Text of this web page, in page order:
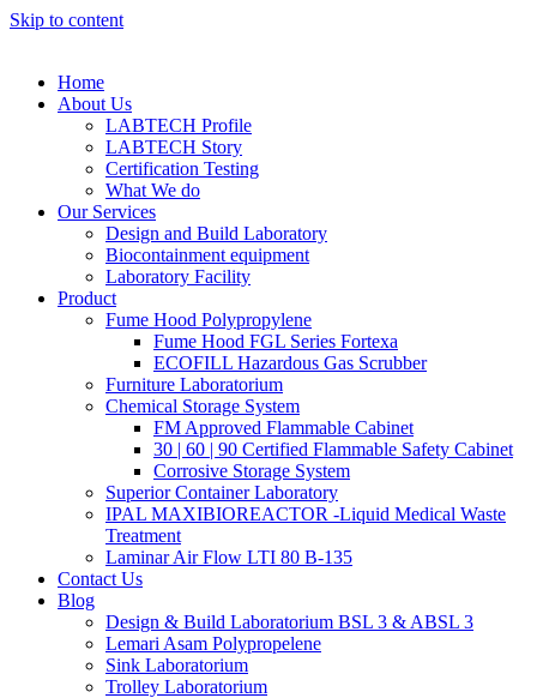
Skip to content
Home
About Us
LABTECH Profile
LABTECH Story
Certification Testing
What We do
Our Services
Design and Build Laboratory
Biocontainment equipment
Laboratory Facility
Product
Fume Hood Polypropylene
Fume Hood FGL Series Fortexa
ECOFILL Hazardous Gas Scrubber
Furniture Laboratorium
Chemical Storage System
FM Approved Flammable Cabinet
30 | 60 | 90 Certified Flammable Safety Cabinet
Corrosive Storage System
Superior Container Laboratory
IPAL MAXIBIOREACTOR -Liquid Medical Waste
Treatment
Laminar Air Flow LTI 80 B-135
Contact Us
Blog
Design & Build Laboratorium BSL 3 & ABSL 3
Lemari Asam Polypropelene
Sink Laboratorium
Trolley Laboratorium